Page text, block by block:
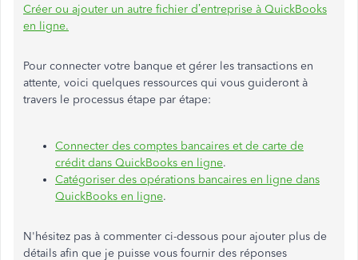
Créer ou ajouter un autre fichier d’entreprise à QuickBooks
en ligne.
Pour connecter votre banque et gérer les transactions en
attente, voici quelques ressources qui vous guideront à
travers le processus étape par étape:
Connecter des comptes bancaires et de carte de
crédit dans QuickBooks en ligne.
Catégoriser des opérations bancaires en ligne dans
QuickBooks en ligne.
N'hésitez pas à commenter ci-dessous pour ajouter plus de
détails afin que je puisse vous fournir des réponses